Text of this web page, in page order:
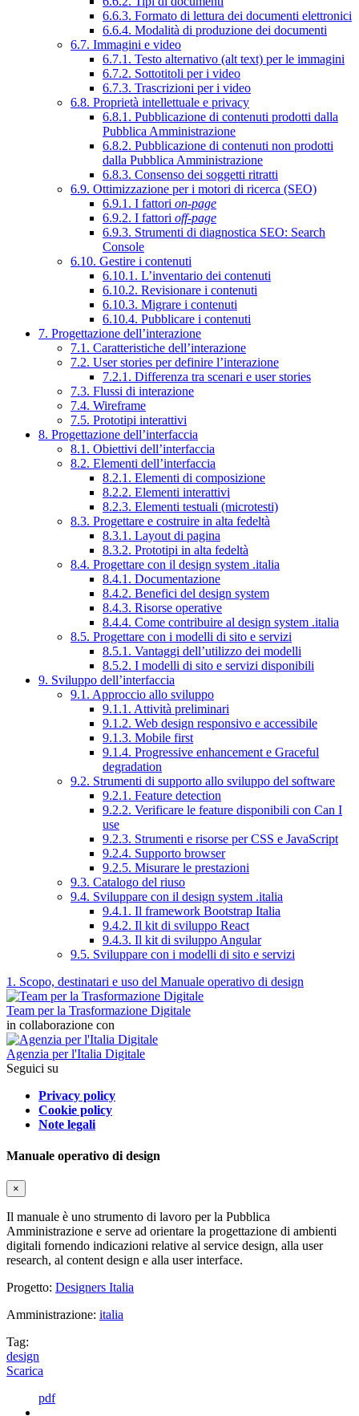
6.6.3. Formato di lettura dei documenti elettronici
6.6.4. Modalità di produzione dei documenti
6.7. Immagini e video
6.7.1. Testo alternativo (alt text) per le immagini
6.7.2. Sottotitoli per i video
6.7.3. Trascrizioni per i video
6.8. Proprietà intellettuale e privacy
6.8.1. Pubblicazione di contenuti prodotti dalla
Pubblica Amministrazione
6.8.2. Pubblicazione di contenuti non prodotti
dalla Pubblica Amministrazione
6.8.3. Consenso dei soggetti ritratti
6.9. Ottimizzazione per i motori di ricerca (SEO)
6.9.1. I fattori on-page
6.9.2. I fattori off-page
6.9.3. Strumenti di diagnostica SEO: Search
Console
6.10. Gestire i contenuti
6.10.1. L’inventario dei contenuti
6.10.2. Revisionare i contenuti
6.10.3. Migrare i contenuti
6.10.4. Pubblicare i contenuti
7. Progettazione dell’interazione
7.1. Caratteristiche dell’interazione
7.2. User stories per definire l’interazione
7.2.1. Differenza tra scenari e user stories
7.3. Flussi di interazione
7.4. Wireframe
7.5. Prototipi interattivi
8. Progettazione dell’interfaccia
8.1. Obiettivi dell’interfaccia
8.2. Elementi dell’interfaccia
8.2.1. Elementi di composizione
8.2.2. Elementi interattivi
8.2.3. Elementi testuali (microtesti)
8.3. Progettare e costruire in alta fedeltà
8.3.1. Layout di pagina
8.3.2. Prototipi in alta fedeltà
8.4. Progettare con il design system .italia
8.4.1. Documentazione
8.4.2. Benefici del design system
8.4.3. Risorse operative
8.4.4. Come contribuire al design system .italia
8.5. Progettare con i modelli di sito e servizi
8.5.1. Vantaggi dell’utilizzo dei modelli
8.5.2. I modelli di sito e servizi disponibili
9. Sviluppo dell’interfaccia
9.1. Approccio allo sviluppo
9.1.1. Attività preliminari
9.1.2. Web design responsivo e accessibile
9.1.3. Mobile first
9.1.4. Progressive enhancement e Graceful
degradation
9.2. Strumenti di supporto allo sviluppo del software
9.2.1. Feature detection
9.2.2. Verificare le feature disponibili con Can I
use
9.2.3. Strumenti e risorse per CSS e JavaScript
9.2.4. Supporto browser
9.2.5. Misurare le prestazioni
9.3. Catalogo del riuso
9.4. Sviluppare con il design system .italia
9.4.1. Il framework Bootstrap Italia
9.4.2. Il kit di sviluppo React
9.4.3. Il kit di sviluppo Angular
9.5. Sviluppare con i modelli di sito e servizi
1. Scopo, destinatari e uso del Manuale operativo di design
Team per la Trasformazione Digitale
in collaborazione con
Agenzia per l'Italia Digitale
Seguici su
Privacy policy
Cookie policy
Note legali
Manuale operativo di design
×
Il manuale è uno strumento di lavoro per la Pubblica
Amministrazione e serve ad orientare la progettazione di ambienti
digitali fornendo indicazioni relative al service design, alla user
research, al content design e alla user interface.
Progetto: Designers Italia
Amministrazione: italia
Tag:
design
Scarica
pdf